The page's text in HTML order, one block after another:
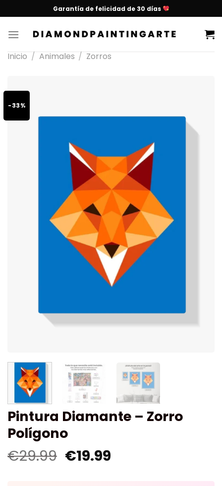
Garantía de felicidad de 30 días
Inicio / Animales / Zorros
-33%
Pintura Diamante – Zorro
Polígono
€29.99 €19.99